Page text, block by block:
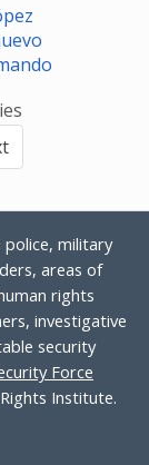
military
areas of
rights
investigative
security
Force
Institute.